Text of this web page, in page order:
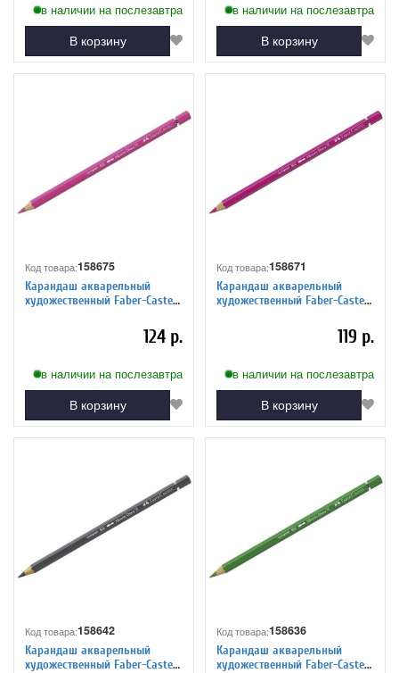
в наличии на послезавтра
В корзину
в наличии на послезавтра
В корзину
Код товара:158675
Карандаш акварельный
художественный Faber-Castell
124 р.
в наличии на послезавтра
В корзину
Код товара:158671
Карандаш акварельный
художественный Faber-Castell
119 р.
в наличии на послезавтра
В корзину
Код товара:158642
Карандаш акварельный
художественный Faber-Castell
Код товара:158636
Карандаш акварельный
художественный Faber-Castell